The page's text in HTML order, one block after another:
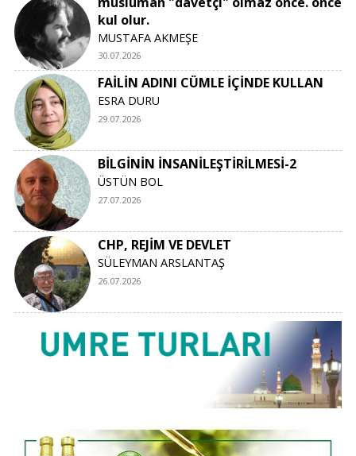
kul olur.
MUSTAFA AKMEŞE
30.07.2026
FAİLİN ADINI CÜMLE İÇİNDE KULLAN
ESRA DURU
29.07.2026
BİLGİNİN İNSANİLEŞTİRİLMESİ-2
ÜSTÜN BOL
27.07.2026
CHP, REJİM VE DEVLET
SÜLEYMAN ARSLANTAŞ
26.07.2026